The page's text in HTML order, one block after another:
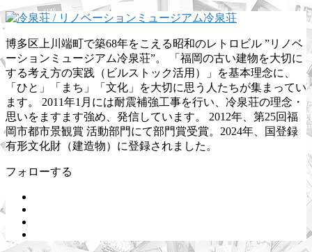
博多区上川端町で築68年をこえる昭和のレトロビル ”リノベ
ーションミュージアム冷泉荘”。 「福岡の古い建物を大切に
する考え方の実践（ビルストック活用）」を基本理念に、
「ひと」「まち」「文化」を大切に思う人たちが集まってい
ます。 2011年1月には耐震補強工事を行い、冷泉荘の理念・
思いをますます強め、発信しています。 2012年、第25回福
岡市都市景観賞 活動部門にて部門賞受賞。2024年、国登録
有形文化財（建造物）に登録されました。
フォローする